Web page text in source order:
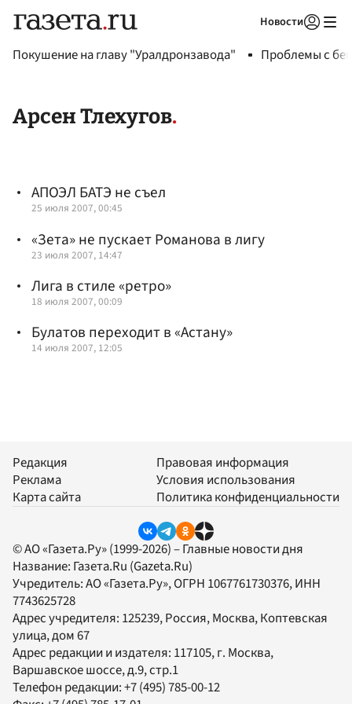
Новости
Покушение на главу "Уралдронзавода" Проблемы с
Арсен Тлехугов
АПОЭЛ БАТЭ не съел
25 июля 2007, 00:45
«Зета» не пускает Романова в лигу
23 июля 2007, 14:47
Лига в стиле «ретро»
18 июля 2007, 00:09
Булатов переходит в «Астану»
14 июля 2007, 12:05
Редакция
Реклама
Карта сайта
Правовая информация
Условия использования
Политика конфиденциальности
© АО «Газета.Ру» (1999-2026) – Главные новости дня
Название: Газета.Ru (Gazeta.Ru)
Учредитель:АО «Газета.Ру», ОГРН 1067761730376, ИНН
7743625728
Адрес учредителя: 125239, Россия, Москва, Коптевская
улица, дом 67
Адрес редакции и издателя: 117105, г. Москва,
Варшавское шоссе, д.9, стр.1
Телефон редакции:+7 (495) 785-00-12